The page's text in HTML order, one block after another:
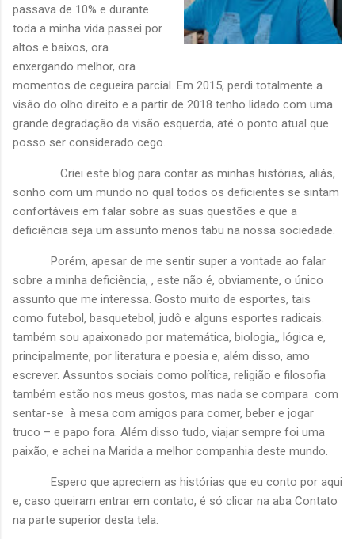
passava de 10% e durante
toda a minha vida passei por
altos e baixos, ora
enxergando melhor, ora
momentos de cegueira parcial. Em 2015, perdi totalmente a
visão do olho direito e a partir de 2018 tenho lidado com uma
grande degradação da visão esquerda, até o ponto atual que
posso ser considerado cego.
Criei este blog para contar as minhas histórias, aliás,
sonho com um mundo no qual todos os deficientes se sintam
confortáveis em falar sobre as suas questões e que a
deficiência seja um assunto menos tabu na nossa sociedade.
Porém, apesar de me sentir super a vontade ao falar
sobre a minha deficiência, , este não é, obviamente, o único
assunto que me interessa. Gosto muito de esportes, tais
como futebol, basquetebol, judô e alguns esportes radicais.
também sou apaixonado por matemática, biologia,, lógica e,
principalmente, por literatura e poesia e, além disso, amo
escrever. Assuntos sociais como política, religião e filosofia
também estão nos meus gostos, mas nada se compara com
sentar-se à mesa com amigos para comer, beber e jogar
truco – e papo fora. Além disso tudo, viajar sempre foi uma
paixão, e achei na Marida a melhor companhia deste mundo.
Espero que apreciem as histórias que eu conto por aqui
e, caso queiram entrar em contato, é só clicar na aba Contato
na parte superior desta tela.